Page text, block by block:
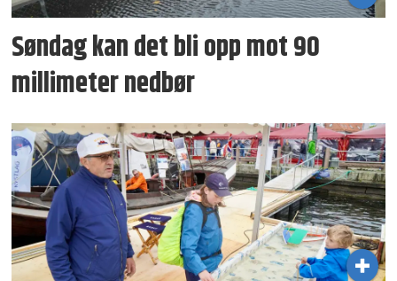
Søndag kan det bli opp mot 90
millimeter nedbør